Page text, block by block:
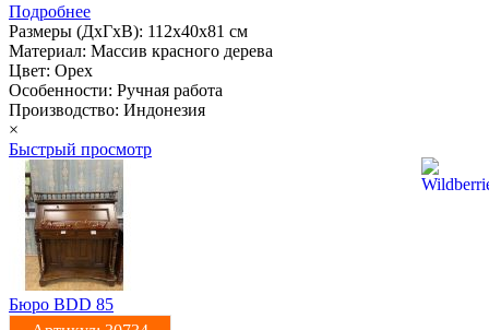
Подробнее
Размеры (ДхГхВ): 112х40х81 см
Материал: Массив красного дерева
Цвет: Орех
Особенности: Ручная работа
Производство: Индонезия
×
Быстрый просмотр
Бюро BDD 85